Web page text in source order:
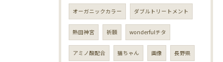
オーガニックカラー ダブルトリートメント
熱田神宮 祈願 wonderfulチタ
アミノ酸配合 猫ちゃん 画像 長野県